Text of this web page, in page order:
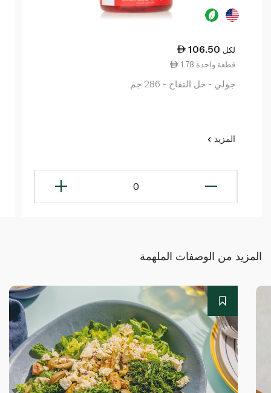
106.50 لكل
1.78 قطعة واحدة
جولي - خل التفاح - 286 جم
المزيد
0
المزيد من الوصفات الملهمة